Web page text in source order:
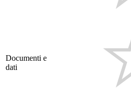
Documenti e
dati